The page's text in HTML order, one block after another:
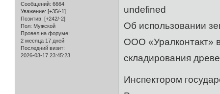
Сообщений: 6664
Уважение: [+35/-1]
Позитив: [+242/-2]
Пол: Мужской
Провел на форуме:
2 месяца 17 дней
Последний визит:
2026-03-17 23:45:23
undefined
Об использовании
ООО «Уралконтакт»
складирования
Инспектором